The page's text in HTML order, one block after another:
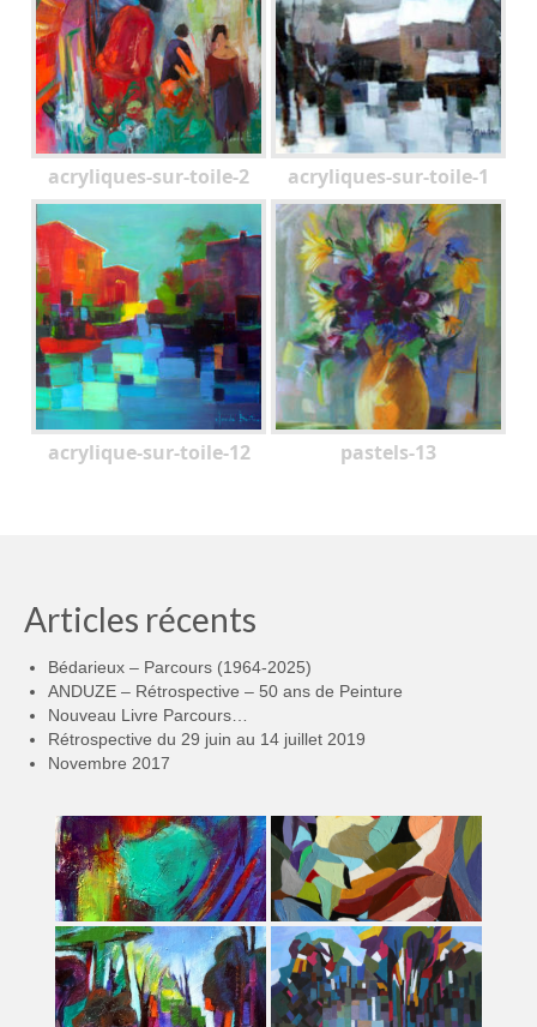
acryliques-sur-toile-2 acryliques-sur-toile-1
acrylique-sur-toile-12 pastels-13
Articles récents
Bédarieux – Parcours (1964-2025)
ANDUZE – Rétrospective – 50 ans de Peinture
Nouveau Livre Parcours…
Rétrospective du 29 juin au 14 juillet 2019
Novembre 2017